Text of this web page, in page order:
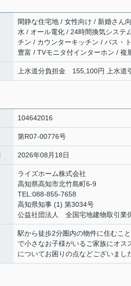
閑静な住宅地 / 女性向け / 新婚さん
水 / オール電化 / 24時間換気システ
チン / カウンターキッチン / バス・
豊富 / TVモニタ付インターホン / 複
上水道分負担金 155,100円 上水
104642016
第R07-00776号
2026年08月18日
ライズホーム株式会社
高知県高知市北竹島町6-9
TEL:088-855-7658
高知県知事 (1) 第3034号
公益社団法人 全国宅地建物取引業
駅から徒歩2分圏内の物件に住むこ
で小さなお子様がいるご家族にオ
についてお困りの点などございま